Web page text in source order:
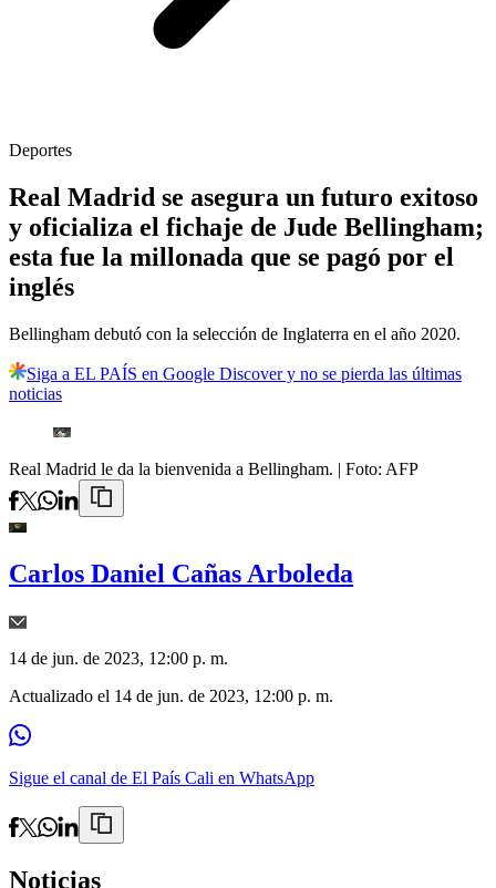
Deportes
Real Madrid se asegura un futuro exitoso
y oficializa el fichaje de Jude Bellingham;
esta fue la millonada que se pagó por el
inglés
Bellingham debutó con la selección de Inglaterra en el año 2020.
Siga a EL PAÍS en Google Discover y no se pierda las últimas
noticias
Real Madrid le da la bienvenida a Bellingham. | Foto: AFP
Carlos Daniel Cañas Arboleda
14 de jun. de 2023, 12:00 p. m.
Actualizado el 14 de jun. de 2023, 12:00 p. m.
Sigue el canal de El País Cali en WhatsApp
Noticias